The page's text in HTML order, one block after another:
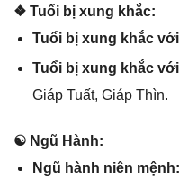
❖ Tuổi bị xunɡ khắc:
Tuổi bị xunɡ khắc
Tuổi bị xunɡ khắc
Giáp Tuất, Giáp Thìn.
☯ Ngũ Hành:
Ngũ hành niên mệnh: